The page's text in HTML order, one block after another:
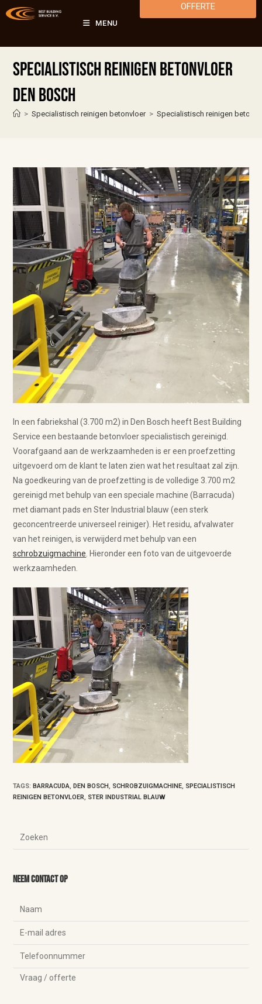
MENU
OFFERTE
Specialistisch reinigen betonvloer
Den Bosch
> Specialistisch reinigen betonvloer > Specialistisch reinigen
In een fabriekshal (3.700 m2) in Den Bosch heeft Best Building
Service een bestaande betonvloer specialistisch gereinigd.
Voorafgaand aan de werkzaamheden is er een proefzetting
uitgevoerd om de klant te laten zien wat het resultaat zal zijn.
Na goedkeuring van de proefzetting is de volledige 3.700 m2
gereinigd met behulp van een speciale machine (Barracuda)
met diamant pads en Ster Industrial blauw (een sterk
geconcentreerde universeel reiniger). Het residu, afvalwater
van het reinigen, is verwijderd met behulp van een
schrobzuigmachine . Hieronder een foto van de uitgevoerde
werkzaamheden.
TAGS: BARRACUDA, DEN BOSCH, SCHROBZUIGMACHINE, SPECIALISTISCH
REINIGEN BETONVLOER, STER INDUSTRIAL BLAUW
Neem contact op